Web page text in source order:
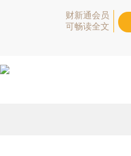
财新通会员
可畅读全文